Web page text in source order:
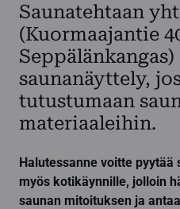
Saunatehtaan
(Kuormaajantie
Seppälänkangas)
saunanäyttely,
tutustumaan
materiaaleihin.
Halutessanne voitte
myös kotikäynnille, jolloin
saunan mitoituksen ja